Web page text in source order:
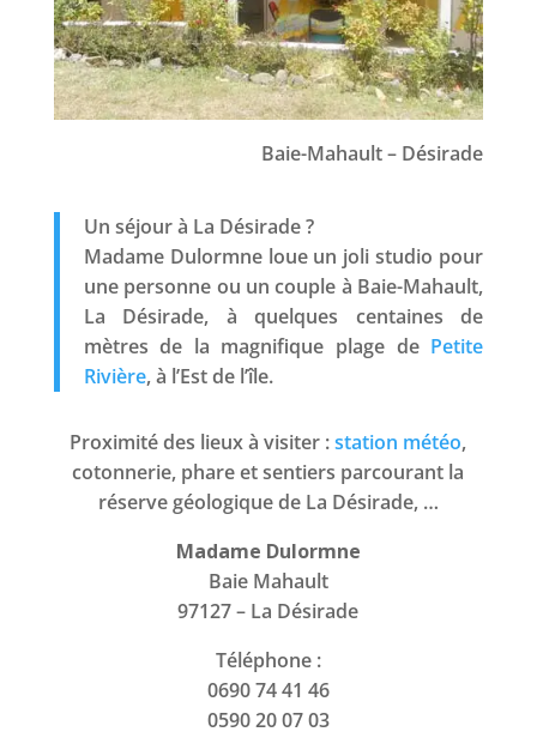
Baie-Mahault – Désirade
Un séjour à La Désirade ?
Madame Dulormne loue un joli studio pour
une personne ou un couple à Baie-Mahault,
La Désirade, à quelques centaines de
mètres de la magnifique plage de Petite
Rivière, à l’Est de l’île.
Proximité des lieux à visiter :station météo,
cotonnerie, phare et sentiers parcourant la
réserve géologique de La Désirade, …
Madame Dulormne
Baie Mahault
97127 – La Désirade
Téléphone :
0690 74 41 46
0590 20 07 03